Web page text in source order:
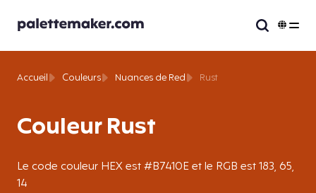
Couleur Rust
Le code couleur HEX est #B7410E et le RGB est 183, 65,
14
Accueil Couleurs Nuances de Red Rust